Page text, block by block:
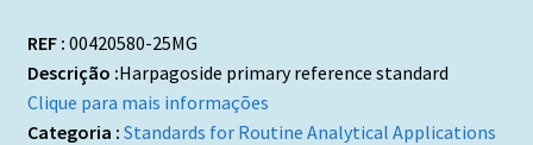
REF : 00420580-25MG
Descrição :Harpagoside primary reference standard
Clique para mais informações
Categoria : Standards for Routine Analytical Applications